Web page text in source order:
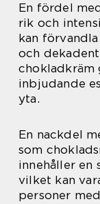
En fördel
rik och
kan
och
chokladkräm
inbjudande
yta.
En nackdel
som
innehåller en
vilket kan
personer